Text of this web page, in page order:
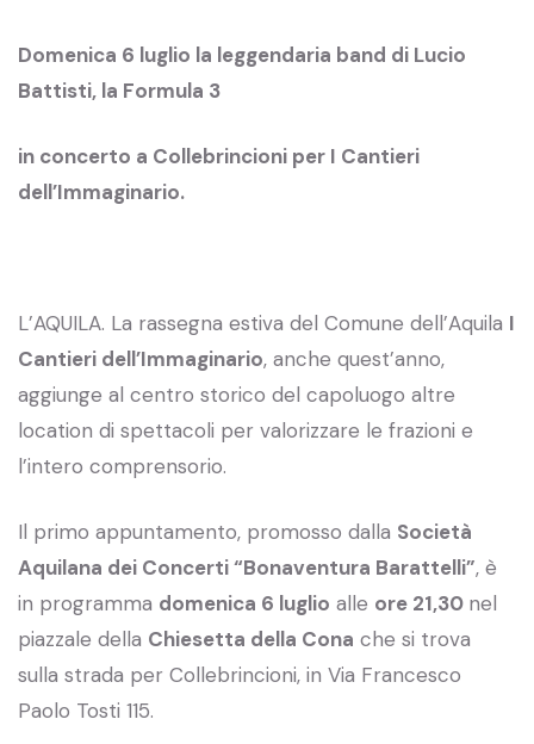
Domenica 6 luglio la leggendaria band di Lucio
Battisti, la Formula 3
in concerto a Collebrincioni per I Cantieri
dell’Immaginario.
L’AQUILA. La rassegna estiva del Comune dell’Aquila I
Cantieri dell’Immaginario, anche quest’anno,
aggiunge al centro storico del capoluogo altre
location di spettacoli per valorizzare le frazioni e
l’intero comprensorio.
Il primo appuntamento, promosso dalla Società
Aquilana dei Concerti “Bonaventura Barattelli”, è
in programma domenica 6 luglio alle ore 21,30 nel
piazzale della Chiesetta della Cona che si trova
sulla strada per Collebrincioni, in Via Francesco
Paolo Tosti 115.